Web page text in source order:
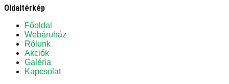
Oldaltérkép
Főoldal
Webáruház
Rólunk
Akciók
Galéria
Kapcsolat